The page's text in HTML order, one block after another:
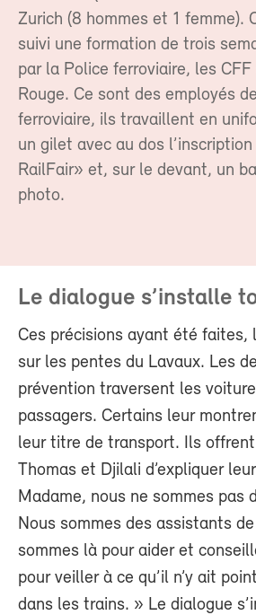
Zurich (8 hommes et 1 femme).
suivi une formation de trois
par la Police ferroviaire, les
Rouge. Ce sont des employés
ferroviaire, ils travaillent en
un gilet avec au dos
RailFair» et, sur le devant, un
photo.
Le dialogue s’installe
Ces précisions ayant été faites,
sur les pentes du Lavaux. Les
prévention traversent les
passagers. Certains leur
leur titre de transport. Ils offrent
Thomas et Djilali d’expliquer
Madame, nous ne sommes pas
Nous sommes des assistants
sommes là pour aider et
pour veiller à ce qu’il n’y ait
dans les trains. » Le dialogue